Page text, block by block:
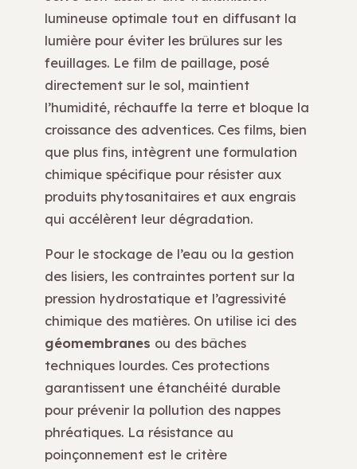
lumineuse optimale tout en diffusant la
lumière pour éviter les brûlures sur les
feuillages. Le film de paillage, posé
directement sur le sol, maintient
l’humidité, réchauffe la terre et bloque la
croissance des adventices. Ces films, bien
que plus fins, intègrent une formulation
chimique spécifique pour résister aux
produits phytosanitaires et aux engrais
qui accélèrent leur dégradation.
Pour le stockage de l’eau ou la gestion
des lisiers, les contraintes portent sur la
pression hydrostatique et l’agressivité
chimique des matières. On utilise ici des
géomembranes ou des bâches
techniques lourdes. Ces protections
garantissent une étanchéité durable
pour prévenir la pollution des nappes
phréatiques. La résistance au
poinçonnement est le critère